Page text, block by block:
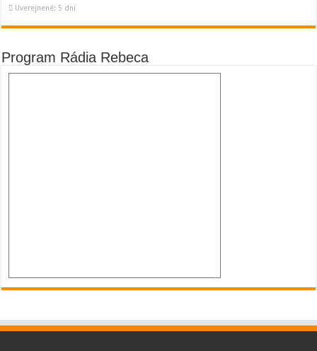
Uverejnené: 5 dní
Program Rádia Rebeca